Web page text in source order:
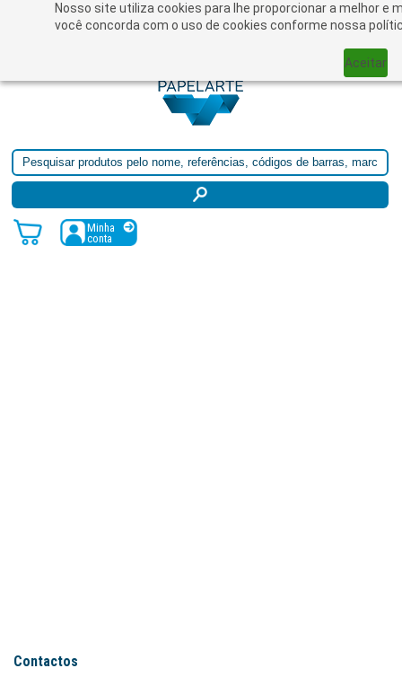
Nosso site utiliza cookies para lhe proporcionar a melhor e
você concorda com o uso de cookies conforme nossa
Aceitar
Minha
conta
Contactos